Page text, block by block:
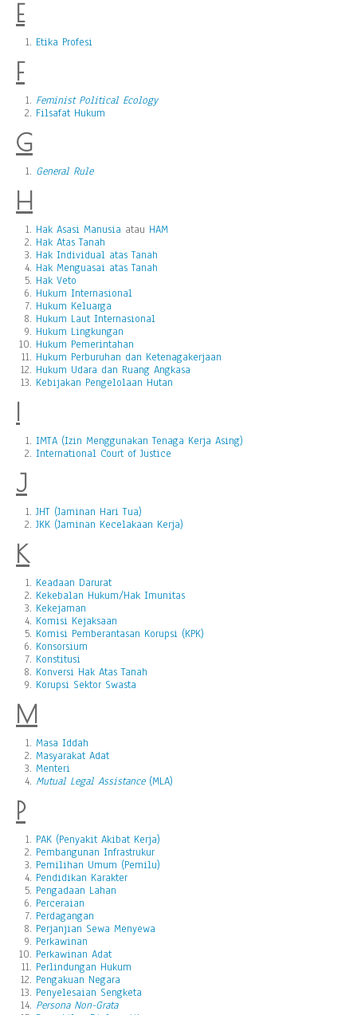
E
Etika Profesi
F
Feminist Political Ecology
Filsafat Hukum
G
General Rule
H
Hak Asasi Manusia atau HAM
Hak Atas Tanah
Hak Individual atas Tanah
Hak Menguasai atas Tanah
Hak Veto
Hukum Internasional
Hukum Keluarga
Hukum Laut Internasional
Hukum Lingkungan
Hukum Pemerintahan
Hukum Perburuhan dan Ketenagakerjaan
Hukum Udara dan Ruang Angkasa
Kebijakan Pengelolaan Hutan
IMTA (Izin Menggunakan Tenaga Kerja Asing)
International Court of Justice
J
JHT (Jaminan Hari Tua)
JKK (Jaminan Kecelakaan Kerja)
K
Keadaan Darurat
Kekebalan Hukum/Hak Imunitas
Kekejaman
Komisi Kejaksaan
Komisi Pemberantasan Korupsi (KPK)
Konsorsium
Konstitusi
Konversi Hak Atas Tanah
Korupsi Sektor Swasta
M
Masa Iddah
Masyarakat Adat
Menteri
Mutual Legal Assistance(MLA)
P
PAK (Penyakit Akibat Kerja)
Pembangunan Infrastrukur
Pemilihan Umum (Pemilu)
Pendidikan Karakter
Pengadaan Lahan
Perceraian
Perdagangan
Perjanjian Sewa Menyewa
Perkawinan
Perkawinan Adat
Perlindungan Hukum
Pengakuan Negara
Penyelesaian Sengketa
Persona Non-Grata